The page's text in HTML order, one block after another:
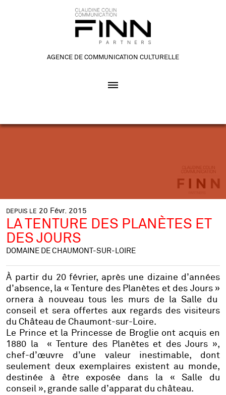
AGENCE DE COMMUNICATION CULTURELLE
DEPUIS LE 20 Févr. 2015
LA TENTURE DES PLANÈTES ET
DES JOURS
DOMAINE DE CHAUMONT-SUR-LOIRE
À partir du 20 février, après une dizaine d’années
d’absence, la « Tenture des Planètes et des Jours »
ornera à nouveau tous les murs de la Salle du
conseil et sera offertes aux regards des visiteurs
du Château de Chaumont-sur-Loire.
Le Prince et la Princesse de Broglie ont acquis en
1880 la « Tenture des Planètes et des Jours »,
chef-d’œuvre d’une valeur inestimable, dont
seulement deux exemplaires existent au monde,
destinée à être exposée dans la « Salle du
conseil », grande salle d’apparat du château.